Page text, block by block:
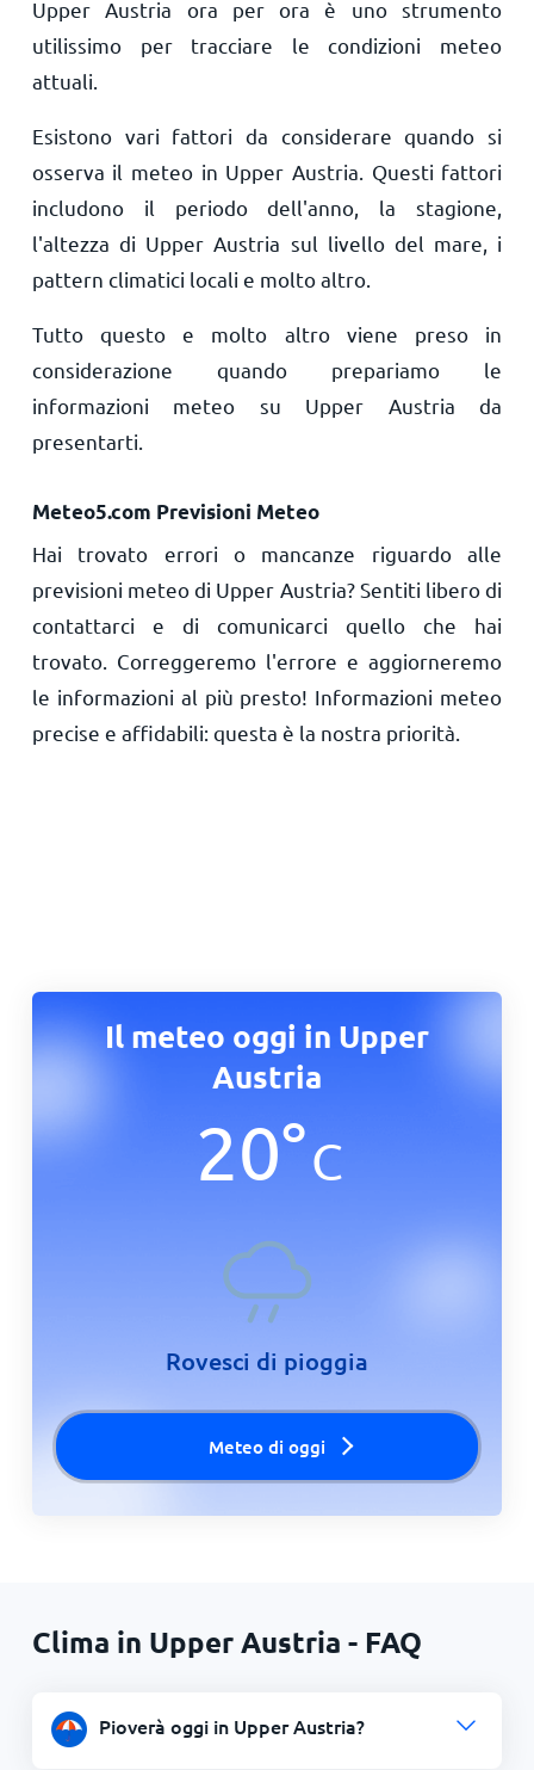
Upper Austria ora per ora è uno strumento
utilissimo per tracciare le condizioni meteo
attuali.
Esistono vari fattori da considerare quando si
osserva il meteo in Upper Austria. Questi fattori
includono il periodo dell'anno, la stagione,
l'altezza di Upper Austria sul livello del mare, i
pattern climatici locali e molto altro.
Tutto questo e molto altro viene preso in
considerazione quando prepariamo le
informazioni meteo su Upper Austria da
presentarti.
Meteo5.com Previsioni Meteo
Hai trovato errori o mancanze riguardo alle
previsioni meteo di Upper Austria? Sentiti libero di
contattarci e di comunicarci quello che hai
trovato. Correggeremo l'errore e aggiorneremo
le informazioni al più presto! Informazioni meteo
precise e affidabili: questa è la nostra priorità.
Il meteo oggi in Upper
Austria
20°C
Rovesci di pioggia
Meteo di oggi
Clima in Upper Austria - FAQ
Pioverà oggi in Upper Austria?